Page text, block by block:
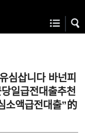
심삽니다 바넌피
일급전대출추천
소액급전대출”的